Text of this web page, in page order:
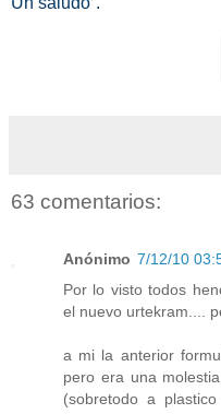
63 comentarios:
Anónimo 7/12/10
Por lo visto todos
el nuevo urtekram....
a mi la anterior
pero era una
(sobretodo a